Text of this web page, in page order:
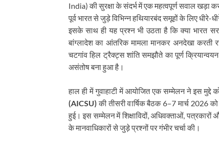
India) की सुरक्षा के संदर्भ में एक महत्वपूर्ण सवाल खड़ा
पूर्व भारत से जुड़े विभिन्न हथियारबंद समूहों के लिए धीरे-
इसके साथ ही यह प्रश्न भी उठता है कि क्या भारत
बांग्लादेश का आंतरिक मामला मानकर अनदेखा करती
चटगांव हिल ट्रैक्ट्स शांति समझौते का पूर्ण
असंतोष बना हुआ है।
हाल ही में गुवाहाटी में आयोजित एक सम्मेलन ने इस मुद्दे
(AICSU) की तीसरी वार्षिक बैठक 6–7 मार्च 2026
हुई। इस सम्मेलन में शिक्षाविदों, अधिवक्ताओं, पत्रकारों
के मानवाधिकारों से जुड़े प्रश्नों पर गंभीर चर्चा की।